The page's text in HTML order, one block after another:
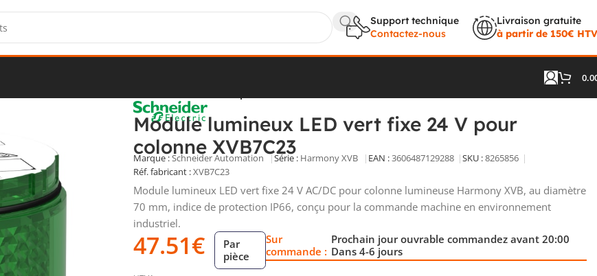
Support technique
Contactez-nous
Livraison gratuite
à partir de 150€
Module lumineux LED vert fixe 24 V pour
colonne XVB7C23
Marque :Schneider Automation Série : Harmony XVB EAN :3606487129288 SKU :8265856
Réf. fabricant :XVB7C23
Module lumineux LED vert fixe 24 V AC/DC pour colonne lumineuse Harmony XVB, au diamètre
70 mm, indice de protection IP66, conçu pour la commande machine en environnement
industriel.
47.51€
Par
pièce
Sur
commande :
Prochain jour ouvrable commandez avant 20:00
Dans 4-6 jours